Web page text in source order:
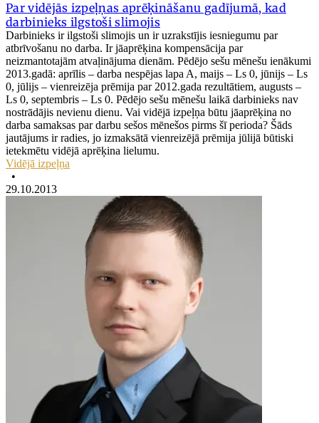
Par vidējās izpeļņas aprēķināšanu gadījumā, kad
darbinieks ilgstoši slimojis
Darbinieks ir ilgstoši slimojis un ir uzrakstījis iesniegumu par
atbrīvošanu no darba. Ir jāaprēķina kompensācija par
neizmantotajām atvaļinājuma dienām. Pēdējo sešu mēnešu ienākumi
2013.gadā: aprīlis – darba nespējas lapa A, maijs – Ls 0, jūnijs – Ls
0, jūlijs – vienreizēja prēmija par 2012.gada rezultātiem, augusts –
Ls 0, septembris – Ls 0. Pēdējo sešu mēnešu laikā darbinieks nav
nostrādājis nevienu dienu. Vai vidējā izpeļņa būtu jāaprēķina no
darba samaksas par darbu sešos mēnešos pirms šī perioda? Šāds
jautājums ir radies, jo izmaksātā vienreizējā prēmija jūlijā būtiski
ietekmētu vidējā aprēķina lielumu.
Vidējā izpeļņa
•
29.10.2013